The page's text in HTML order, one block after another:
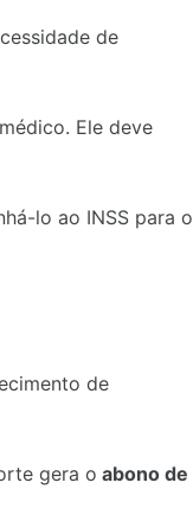
de
Ele deve
lo ao INSS para o
de
gera o abono de